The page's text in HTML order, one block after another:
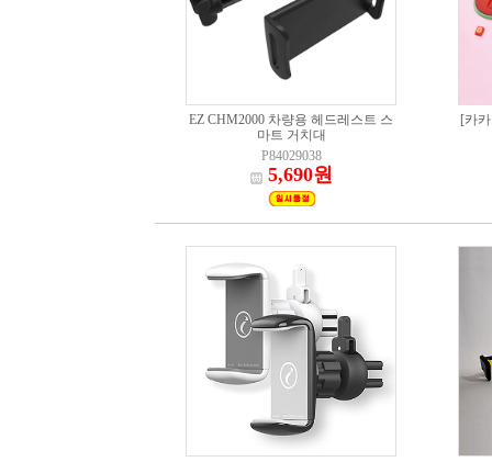
EZ CHM2000 차량용 헤드레스트 스
마트 거치대
P84029038
5,690원
[카